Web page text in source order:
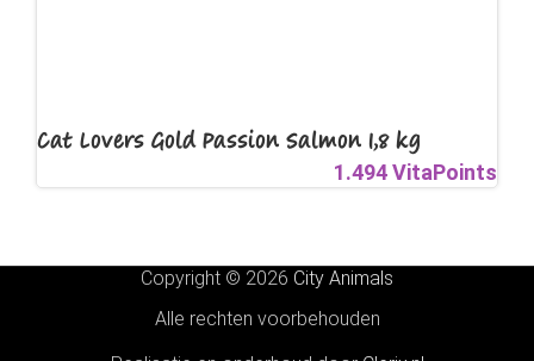
Cat Lovers Gold Passion Salmon 1,8 kg
1.494 VitaPoints
Copyright © 2026 City Animals
Alle rechten voorbehouden